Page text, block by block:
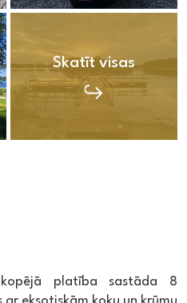
Skatīt visas
platība sastāda 8